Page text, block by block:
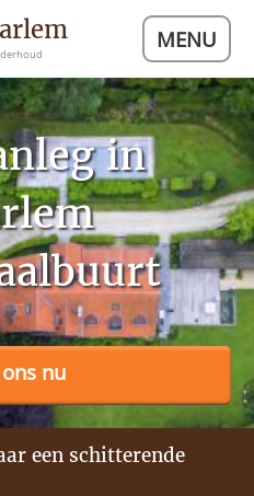
MENU
in
nu
een schitterende